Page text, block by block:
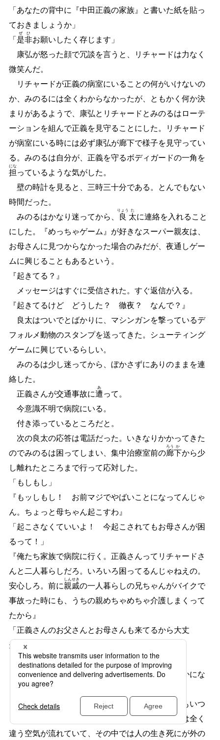
「あなたの背中に『中田正義の家族』と書いた紙を貼っ
ておきましょうか」
「 是
ぜ
非
ひ
お願いしたく存じます」
康弘が怒った顔で冗談を言うと、リチャードは力なく
微笑んだ。
リチャードが正義の病室にいることの何がいけないの
か、みのるには全くわからなかったが、ともかく何か決
まりがあるようで、康弘とリチャードとみのるはローテ
ーションを組んで正義を見守ることにした。リチャード
が病室にいる時には必ず康弘が廊下で様子を見守ってい
る。みのるは自分が、正義を守るボディガードの一角を
担
にな
っているような気がした。
壁の時計を見ると、三時三十分である。とんでもない
時間だった。
みのるはかなり迷ってから、
良
りょう
太
た
に連絡を入れること
にした。『めっちゃゲーム』が好きなスーパー親友は、
お母さんに見つからなかった場合のみだが、夜通しゲー
ムに興じることもあるという。
『起きてる？』
メッセージはすぐに受信された。すぐ返信が入る。
『起きてるけど どうした？ 徹夜？ なんで？』
良太はついでとばかりに、マシンガンを撃っているデ
フォルメ動物のスタンプを送ってきた。シューティング
ゲームに興じているらしい。
みのるは少し迷ってから、ぼかさずにありのままを連
絡した。
正義さんが交通事故に遭
あ
って。
今意識不明で病院にいる。
付き添っているところだと。
次の良太の応答は電話だった。いきなりかかってきた
のでみのるは困ってしまい、集中治療室前の廊
ろう
下
か
から少
し離れたところまで行って応対した。
「もしもし」
『もッしもし！ お前マジでやばいことになってんじゃ
ん。ちょっと母ちゃん起こすわ』
「起こさなくていいよ！ 今起こされてもお母さんが困
るって！」
『俺たち家族で病院に行く。正義さんってリチャードさ
んと二人暮らしだろ。いろいろ困ってるんじゃねえの。
安心しろ。前に親
しん
戚
せき
の一人暮らしの兄ちゃんがバイクで
事故った時にも、うちの親めちゃめちゃ介護しまくって
たから』
「正義さんのお父さんとお母さんも来てるから大丈
夫！」
『あっ』
そうなのか、と消え入るように言い、良太は静かにな
った。
みのるは少し笑ってしまった。良太はあまりにもいつ
も通りの良太だった。病院の中には『いつも』とは全く
違う空気が流れていて、その中では人の生き死にが外の